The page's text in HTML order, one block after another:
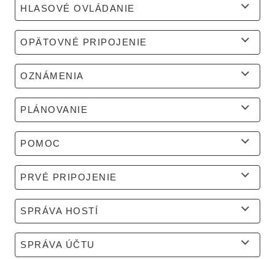
HLASOVÉ OVLÁDANIE
OPÄTOVNÉ PRIPOJENIE
OZNÁMENIA
PLÁNOVANIE
POMOC
PRVÉ PRIPOJENIE
SPRÁVA HOSTÍ
SPRÁVA ÚČTU